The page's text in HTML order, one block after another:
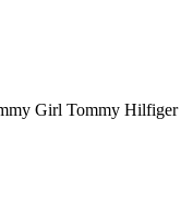
Girl Tommy Hilfiger